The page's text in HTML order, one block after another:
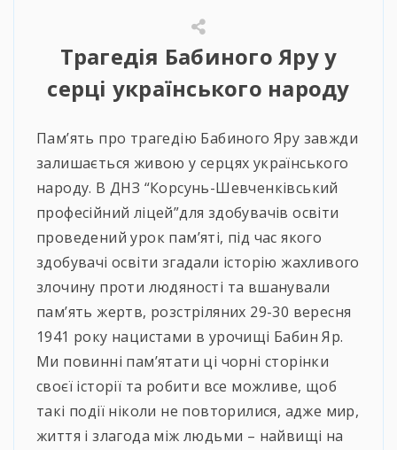
Трагедія Бабиного Яру у
серці українського народу
Пам’ять про трагедію Бабиного Яру завжди
залишається живою у серцях українського
народу. В ДНЗ “Корсунь-Шевченківський
професійний ліцей”для здобувачів освіти
проведений урок пам’яті, під час якого
здобувачі освіти згадали історію жахливого
злочину проти людяності та вшанували
пам’ять жертв, розстріляних 29-30 вересня
1941 року нацистами в урочищі Бабин Яр.
Ми повинні пам’ятати ці чорні сторінки
своєї історії та робити все можливе, щоб
такі події ніколи не повторилися, адже мир,
життя і злагода між людьми – найвищі на